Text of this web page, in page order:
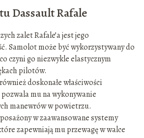
Dassault Rafale
zalet Rafale’a jest jego
Samolot może być wykorzystywany do
czyni go niezwykle elastycznym
pilotów.
doskonałe właściwości
mu na wykonywanie
manewrów w powietrzu.
w zaawansowane systemy
zapewniają mu przewagę w walce